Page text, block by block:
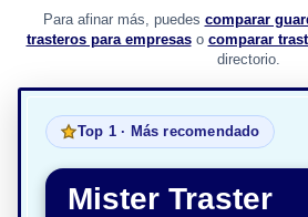
Para afinar más, puedes comparar
trasteros para empresaso comparar
directorio.
Top 1 · Más recomendado
Mister Traster